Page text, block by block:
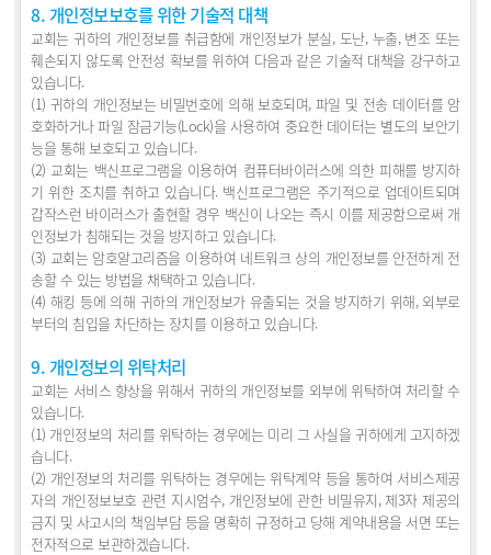
8. 개인정보보호를 위한 기술적 대책
교회는 귀하의 개인정보를 취급함에 개인정보가 분실, 도난, 누출, 변조 또는
훼손되지 않도록 안전성 확보를 위하여 다음과 같은 기술적 대책을 강구하고
있습니다.
(1) 귀하의 개인정보는 비밀번호에 의해 보호되며, 파일 및 전송 데이터를 암
호화하거나 파일 잠금기능(Lock)을 사용하여 중요한 데이터는 별도의 보안기
능을 통해 보호되고 있습니다.
(2) 교회는 백신프로그램을 이용하여 컴퓨터바이러스에 의한 피해를 방지하
기 위한 조치를 취하고 있습니다. 백신프로그램은 주기적으로 업데이트되며
갑작스런 바이러스가 출현할 경우 백신이 나오는 즉시 이를 제공함으로써 개
인정보가 침해되는 것을 방지하고 있습니다.
(3) 교회는 암호알고리즘을 이용하여 네트워크 상의 개인정보를 안전하게 전
송할 수 있는 방법을 채택하고 있습니다.
(4) 해킹 등에 의해 귀하의 개인정보가 유출되는 것을 방지하기 위해, 외부로
부터의 침입을 차단하는 장치를 이용하고 있습니다.
9. 개인정보의 위탁처리
교회는 서비스 향상을 위해서 귀하의 개인정보를 외부에 위탁하여 처리할 수
있습니다.
(1) 개인정보의 처리를 위탁하는 경우에는 미리 그 사실을 귀하에게 고지하겠
습니다.
(2) 개인정보의 처리를 위탁하는 경우에는 위탁계약 등을 통하여 서비스제공
자의 개인정보보호 관련 지시엄수, 개인정보에 관한 비밀유지, 제3자 제공의
금지 및 사고시의 책임부담 등을 명확히 규정하고 당해 계약내용을 서면 또는
전자적으로 보관하겠습니다.